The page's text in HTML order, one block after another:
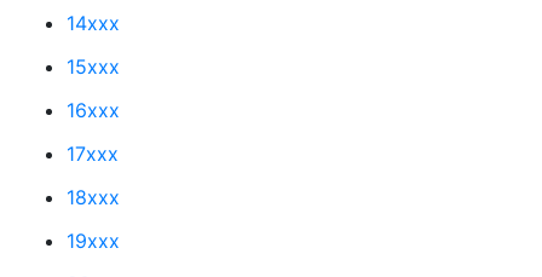
14xxx
15xxx
16xxx
17xxx
18xxx
19xxx